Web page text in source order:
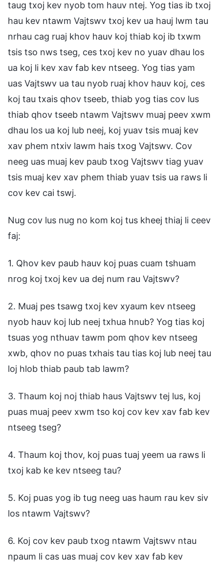
taug txoj kev nyob tom hauv ntej. Yog tias ib txoj
hau kev ntawm Vajtswv txoj kev ua hauj lwm tau
nrhau cag ruaj khov hauv koj thiab koj ib txwm
tsis tso nws tseg, ces txoj kev no yuav dhau los
ua koj li kev xav fab kev ntseeg. Yog tias yam
uas Vajtswv ua tau nyob ruaj khov hauv koj, ces
koj tau txais qhov tseeb, thiab yog tias cov lus
thiab qhov tseeb ntawm Vajtswv muaj peev xwm
dhau los ua koj lub neej, koj yuav tsis muaj kev
xav phem ntxiv lawm hais txog Vajtswv. Cov
neeg uas muaj kev paub txog Vajtswv tiag yuav
tsis muaj kev xav phem thiab yuav tsis ua raws li
cov kev cai tswj.
Nug cov lus nug no kom koj tus kheej thiaj li ceev
faj:
1. Qhov kev paub hauv koj puas cuam tshuam
nrog koj txoj kev ua dej num rau Vajtswv?
2. Muaj pes tsawg txoj kev xyaum kev ntseeg
nyob hauv koj lub neej txhua hnub? Yog tias koj
tsuas yog nthuav tawm pom qhov kev ntseeg
xwb, qhov no puas txhais tau tias koj lub neej tau
loj hlob thiab paub tab lawm?
3. Thaum koj noj thiab haus Vajtswv tej lus, koj
puas muaj peev xwm tso koj cov kev xav fab kev
ntseeg tseg?
4. Thaum koj thov, koj puas tuaj yeem ua raws li
txoj kab ke kev ntseeg tau?
5. Koj puas yog ib tug neeg uas haum rau kev siv
los ntawm Vajtswv?
6. Koj cov kev paub txog ntawm Vajtswv ntau
npaum li cas uas muaj cov kev xav fab kev